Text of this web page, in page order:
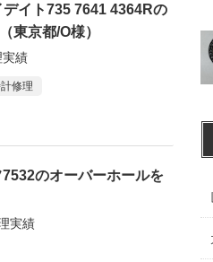
イト735 7641 4364Rの
東京都/O様）
績
修理
のオーバーホールを
実績